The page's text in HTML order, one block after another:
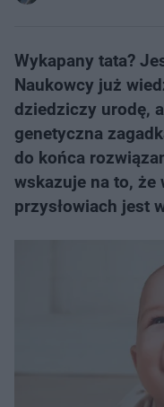
Wykapany tata?
Naukowcy już
dziedziczy urodę,
genetyczna
do końca
wskazuje na to,
przysłowiach jest